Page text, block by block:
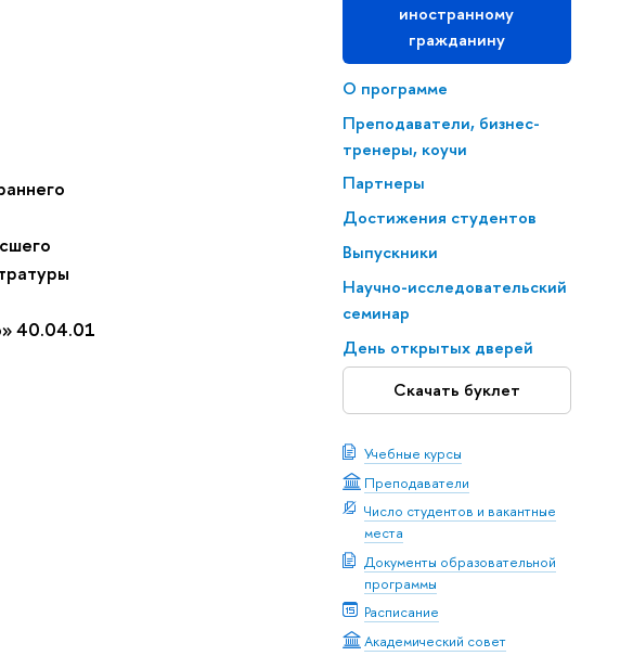
иностранному
гражданину
О программе
Преподаватели, бизнес-
тренеры, коучи
Партнеры
Достижения студентов
Выпускники
Научно-исследовательский
семинар
День открытых дверей
Скачать буклет
Учебные курсы
Преподаватели
Число студентов и вакантные
места
Документы образовательной
программы
Расписание
Академический совет
40.04.01